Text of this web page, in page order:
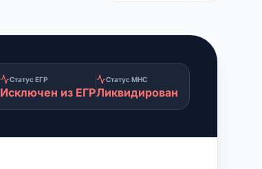
Статус ЕГР
Исключен из ЕГР
Статус МНС
Ликвидирован